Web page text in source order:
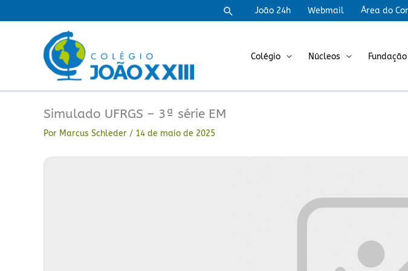
para
PesquisarJoão 24h Webmail Área do
Colégio Núcleos Fundação
Simulado UFRGS – 3ª série EM
Por Marcus Schleder / 14 de maio de 2025